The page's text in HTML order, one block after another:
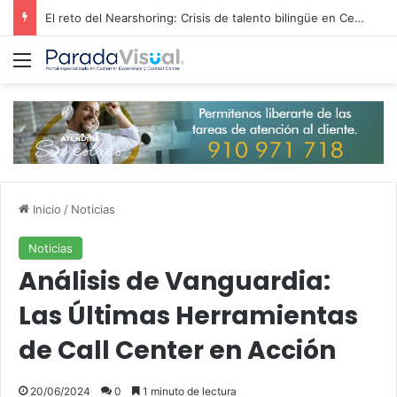
El reto del Nearshoring: Crisis de talento bilingüe en Centroamérica dispara los salarios de entrada un 15%
Menú
Inicio / Noticias
Noticias
Análisis de Vanguardia:
Las Últimas Herramientas
de Call Center en Acción
20/06/2024 0 1 minuto de lectura